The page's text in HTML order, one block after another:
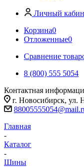
Личный
Корзина0
Отложенные0
Сравнение
8 (800) 555 5054
Контактная
г. Новосибирск, ул.
Главная
-
Каталог
-
Шины